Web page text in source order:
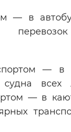
— в
— в
судна всех
— в